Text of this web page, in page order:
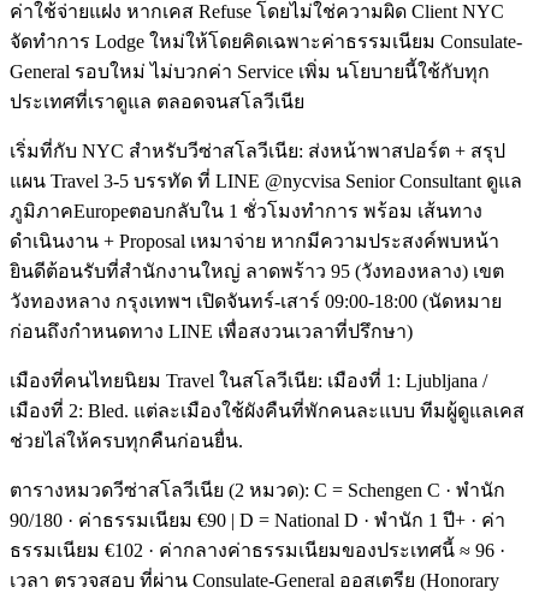
ค่าใช้จ่ายแฝง หากเคส Refuse โดยไม่ใช่ความผิด Client NYC
จัดทำการ Lodge ใหม่ให้โดยคิดเฉพาะค่าธรรมเนียม Consulate-
General รอบใหม่ ไม่บวกค่า Service เพิ่ม นโยบายนี้ใช้กับทุก
ประเทศที่เราดูแล ตลอดจนสโลวีเนีย
เริ่มที่กับ NYC สำหรับวีซ่าสโลวีเนีย: ส่งหน้าพาสปอร์ต + สรุป
แผน Travel 3-5 บรรทัด ที่ LINE @nycvisa Senior Consultant ดูแล
ภูมิภาคEuropeตอบกลับใน 1 ชั่วโมงทำการ พร้อม เส้นทาง
ดำเนินงาน + Proposal เหมาจ่าย หากมีความประสงค์พบหน้า
ยินดีต้อนรับที่สำนักงานใหญ่ ลาดพร้าว 95 (วังทองหลาง) เขต
วังทองหลาง กรุงเทพฯ เปิดจันทร์-เสาร์ 09:00-18:00 (นัดหมาย
ก่อนถึงกำหนดทาง LINE เพื่อสงวนเวลาที่ปรึกษา)
เมืองที่คนไทยนิยม Travel ในสโลวีเนีย: เมืองที่ 1: Ljubljana /
เมืองที่ 2: Bled. แต่ละเมืองใช้ผังคืนที่พักคนละแบบ ทีมผู้ดูแลเคส
ช่วยไล่ให้ครบทุกคืนก่อนยื่น.
ตารางหมวดวีซ่าสโลวีเนีย (2 หมวด): C = Schengen C · พำนัก
90/180 · ค่าธรรมเนียม €90 | D = National D · พำนัก 1 ปี+ · ค่า
ธรรมเนียม €102 · ค่ากลางค่าธรรมเนียมของประเทศนี้ ≈ 96 ·
เวลา ตรวจสอบ ที่ผ่าน Consulate-General ออสเตรีย (Honorary